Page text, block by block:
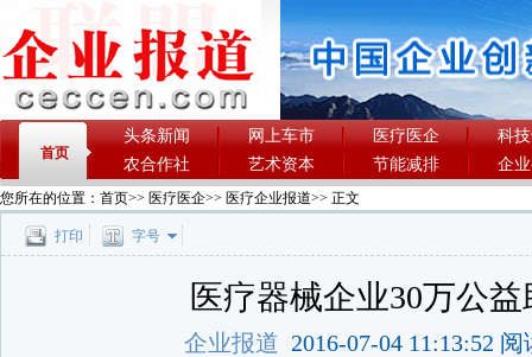
首页
头条新闻 网上车市 医疗医企
科
农合作社
艺术资本 节能减排 企
您所在的位置： 首页>> 医疗医企>> 医疗企业报道>> 正文
打印 字号
医疗器械企业30万公
企业报道 2016-07-04 11:13:52